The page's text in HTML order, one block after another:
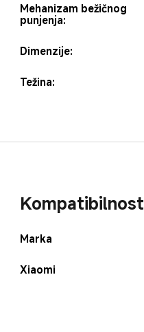
Mehanizam bežičnog
punjenja:
Dimenzije:
Težina:
Kompatibilnost
Marka
Xiaomi